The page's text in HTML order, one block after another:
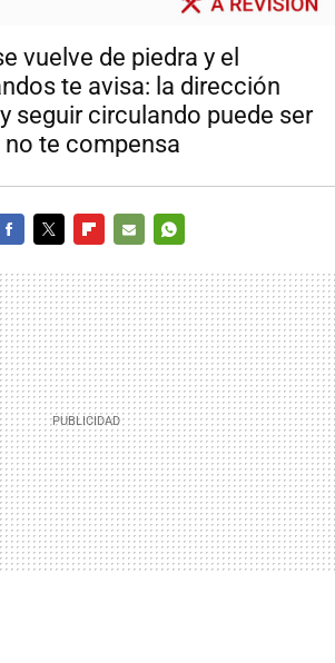
vuelve de piedra y el
te avisa: la dirección
seguir circulando puede ser
te compensa
MAIL